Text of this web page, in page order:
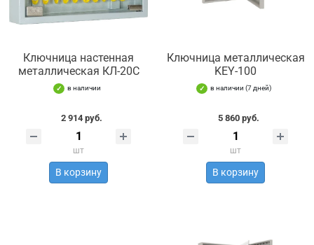
Ключница настенная
металлическая КЛ-20С
в наличии
2 914 руб.
шт
В корзину
Ключница металлическая
KEY-100
в наличии (7 дней)
5 860 руб.
шт
В корзину